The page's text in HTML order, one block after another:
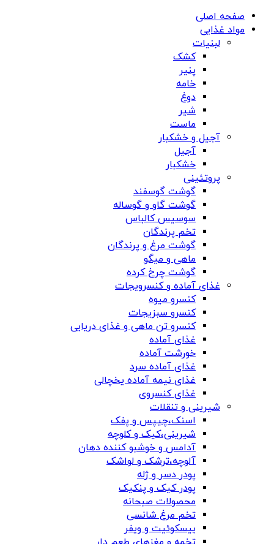
صفحه اصلی
مواد غذایی
لبنیات
کشک
پنیر
خامه
دوغ
شیر
ماست
آجیل و خشکبار
آجیل
خشکبار
پروتئینی
گوشت گوسفند
گوشت گاو و گوساله
سوسیس کالباس
تخم پرندگان
گوشت مرغ و پرندگان
ماهی و میگو
گوشت چرخ کرده
غذای آماده و کنسرویجات
کنسرو میوه
کنسرو سبزیجات
کنسرو تن ماهی و غذای دریایی
غذای آماده
خورشت آماده
غذای آماده سرد
غذای نیمه آماده یخچالی
غذای کنسروی
شیرینی و تنقلات
اسنک،چیپس و پفک
شیرینی،کیک و کلوچه
آدامس و خوشبو کننده دهان
آلوچه،ترشک و لواشک
پودر دسر و ژله
پودر کیک و پنکیک
محصولات صبحانه
تخم مرغ شانسی
بیسکوئیت و ویفر